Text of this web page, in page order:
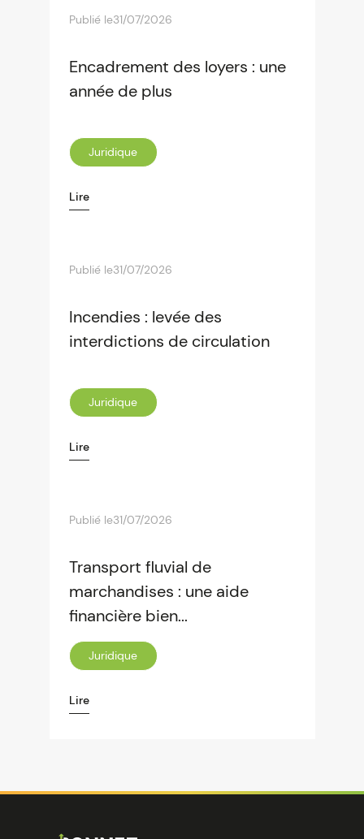
Publié le31/07/2026
Encadrement des loyers : une
année de plus
Juridique
Lire
Publié le31/07/2026
Incendies : levée des
interdictions de circulation
Juridique
Lire
Publié le31/07/2026
Transport fluvial de
marchandises : une aide
financière bien...
Juridique
Lire